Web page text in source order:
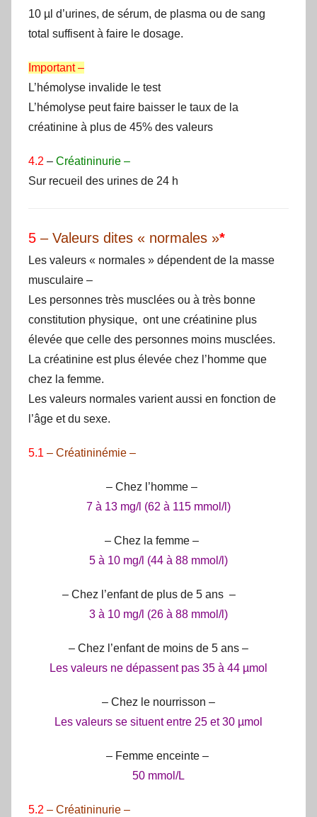
10 µl d’urines, de sérum, de plasma ou de sang
total suffisent à faire le dosage.
Important –
L’hémolyse invalide le test
L’hémolyse peut faire baisser le taux de la
créatinine à plus de 45% des valeurs
4.2 – Créatininurie –
Sur recueil des urines de 24 h
5 – Valeurs dites « normales »*
Les valeurs « normales » dépendent de la masse
musculaire –
Les personnes très musclées ou à très bonne
constitution physique, ont une créatinine plus
élevée que celle des personnes moins musclées.
La créatinine est plus élevée chez l’homme que
chez la femme.
Les valeurs normales varient aussi en fonction de
l’âge et du sexe.
5.1 – Créatininémie –
– Chez l’homme –
7 à 13 mg/l (62 à 115 mmol/l)
– Chez la femme –
5 à 10 mg/l (44 à 88 mmol/l)
– Chez l’enfant de plus de 5 ans –
3 à 10 mg/l (26 à 88 mmol/l)
– Chez l’enfant de moins de 5 ans –
Les valeurs ne dépassent pas 35 à 44 µmol
– Chez le nourrisson –
Les valeurs se situent entre 25 et 30 µmol
– Femme enceinte –
50 mmol/L
5.2 – Créatininurie –